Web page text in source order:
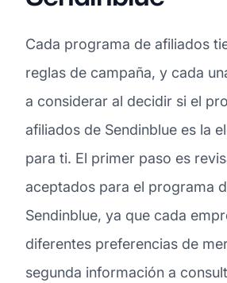
Cada programa de afiliados
reglas de campaña, y cada
a considerar al decidir si el
afiliados de Sendinblue es la
para ti. El primer paso es
aceptados para el programa
Sendinblue, ya que cada
diferentes preferencias de
segunda información a